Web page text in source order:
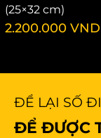
(25×32 cm)
2.200.000 VND
ĐỂ LẠI SỐ
ĐỂ ĐƯỢC